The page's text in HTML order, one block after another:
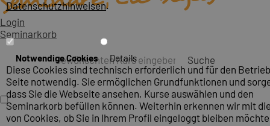
Login
Seminarkorb
Suche
Datenschutzhinweisen.
Notwendige Cookies Details
Diese Cookies sind technisch erforderlich und für den
Seite notwendig. Sie ermöglichen Grundfunktionen und
dass Sie die Webseite ansehen, Kurse auswählen und den
Seminarkorb befüllen können. Weiterhin erkennen wir mit
von Cookies, ob Sie in Ihrem Profil eingeloggt bleiben